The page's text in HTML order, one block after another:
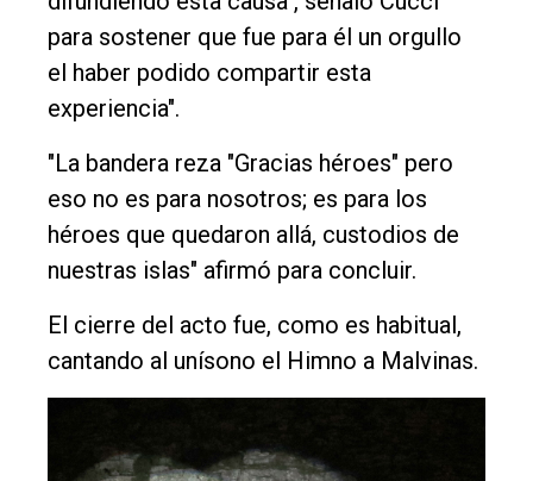
para sostener que fue para él un orgullo
el haber podido compartir esta
experiencia".
"La bandera reza "Gracias héroes" pero
eso no es para nosotros; es para los
héroes que quedaron allá, custodios de
nuestras islas" afirmó para concluir.
El cierre del acto fue, como es habitual,
cantando al unísono el Himno a Malvinas.